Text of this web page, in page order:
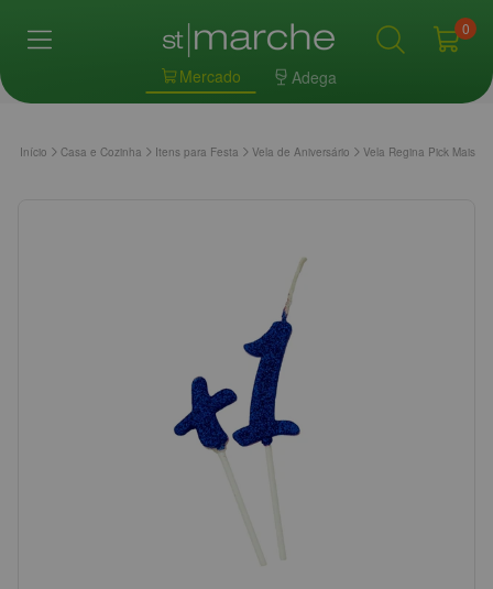
Mercado Adega
0
Início Casa e Cozinha Itens para Festa Vela de Aniversário Vela Regina Pick Mais